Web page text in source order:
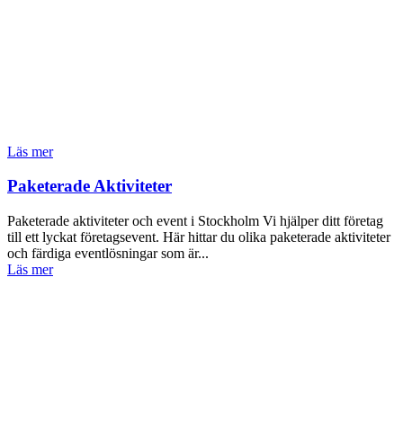
Läs mer
Paketerade Aktiviteter
Paketerade aktiviteter och event i Stockholm Vi hjälper ditt företag
till ett lyckat företagsevent. Här hittar du olika paketerade aktiviteter
och färdiga eventlösningar som är...
Läs mer